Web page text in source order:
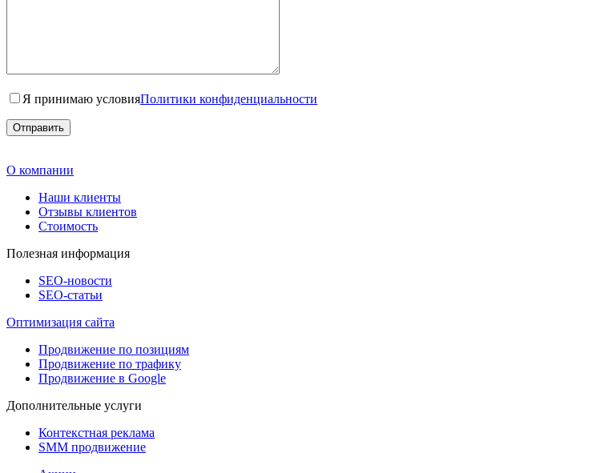
Я принимаю условияПолитики конфиденциальности
О компании
Наши клиенты
Отзывы клиентов
Стоимость
Полезная информация
SEO-новости
SEO-cтатьи
Оптимизация сайта
Продвижение по позициям
Продвижение по трафику
Продвижение в Google
Дополнительные услуги
Контекстная реклама
SMM продвижение